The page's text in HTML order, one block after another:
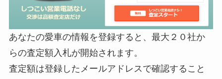
あなたの愛車の情報を登録すると、 最大２０社か
らの査定額入札が開始されます。
査定額は登録したメールアドレスで確認すること